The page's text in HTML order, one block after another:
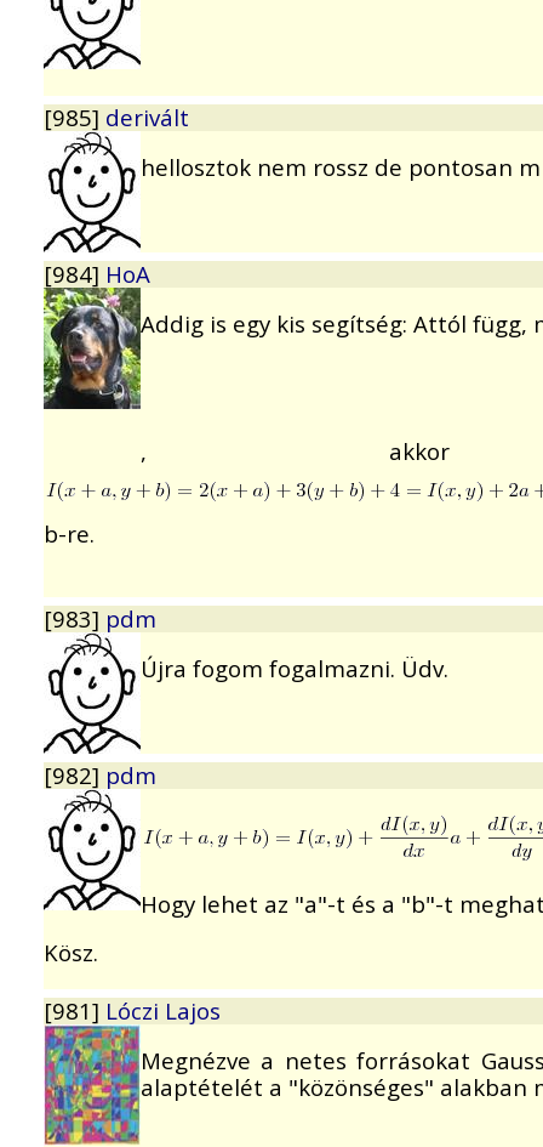
[985] derivált
hellosztok nem rossz de pontosan
[984] HoA
Addig is egy kis segítség: Attól függ,
,
b-re.
[983] pdm
Újra fogom fogalmazni. Üdv.
[982] pdm
Hogy lehet az "a"-t és a "b"-t
Kösz.
[981] Lóczi Lajos
Megnézve a netes forrásokat
alaptételét a "közönséges" alakban